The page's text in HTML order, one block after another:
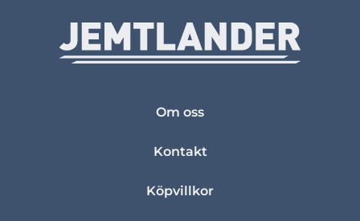
Om oss
Kontakt
Köpvillkor